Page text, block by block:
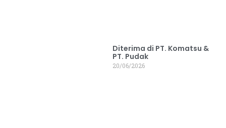
Diterima di PT. Komatsu &
PT. Pudak
20/06/2026